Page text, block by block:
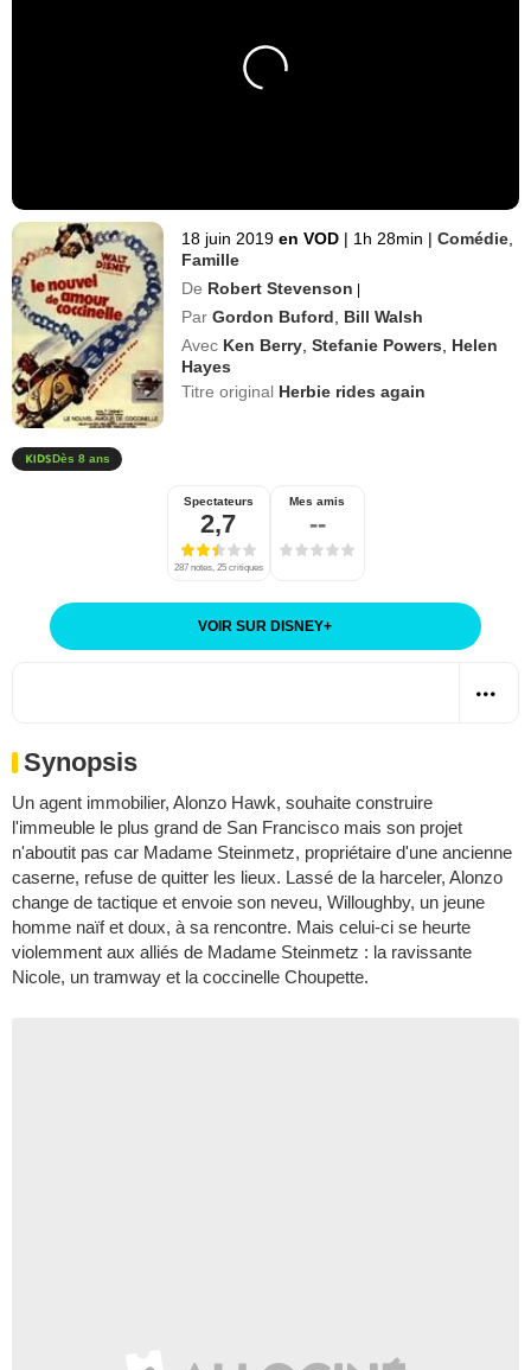
18 juin 2019 en VOD | 1h 28min | Comédie
Famille
De Robert Stevenson |
Par Gordon Buford
Bill Walsh
Avec Ken Berry ,Stefanie Powers
Helen
Hayes
Titre original Herbie rides again
Dès 8 ans
Spectateurs
2,7
287 notes, 25 critiques
Mes amis
--
VOIR SUR DISNEY+
Synopsis
Un agent immobilier, Alonzo Hawk, souhaite construire
l'immeuble le plus grand de San Francisco mais son projet
n'aboutit pas car Madame Steinmetz, propriétaire d'une ancienne
caserne, refuse de quitter les lieux. Lassé de la harceler, Alonzo
change de tactique et envoie son neveu, Willoughby, un jeune
homme naïf et doux, à sa rencontre. Mais celui-ci se heurte
violemment aux alliés de Madame Steinmetz : la ravissante
Nicole, un tramway et la coccinelle Choupette.